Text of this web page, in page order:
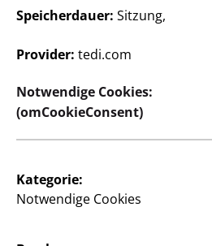
Relaxspray
3er-Set, je 200 ml, bestehend
5 €/l
Speicherdauer: Sitzung,
Provider: tedi.com
Notwendige Cookies:
(omCookieConsent)
Kategorie:
Notwendige Cookies